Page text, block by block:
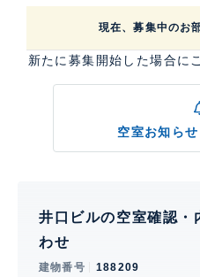
現在、募集中のお
新たに募集開始した場合に
空室お知ら
井口ビルの空室確認・
わせ
建物番号 188209